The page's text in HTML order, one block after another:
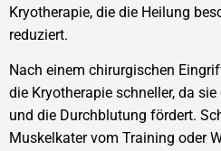
Kryotherapie, die die Heilung
reduziert.
Nach einem chirurgischen
die Kryotherapie schneller, da
und die Durchblutung fördert.
Muskelkater vom Training oder